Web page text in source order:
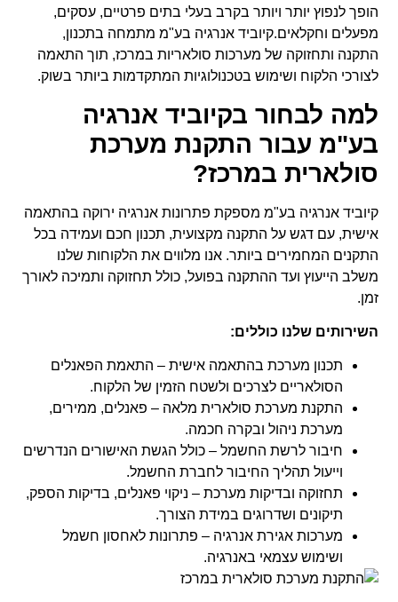
הופך לנפוץ יותר ויותר בקרב בעלי בתים פרטיים, עסקים,
מפעלים וחקלאים.קיוביד אנרגיה בע"מ מתמחה בתכנון,
התקנה ותחזוקה של מערכות סולאריות במרכז, תוך התאמה
לצורכי הלקוח ושימוש בטכנולוגיות המתקדמות ביותר בשוק.
למה לבחור בקיוביד אנרגיה
בע"מ עבור התקנת מערכת
סולארית במרכז?
קיוביד אנרגיה בע"מ מספקת פתרונות אנרגיה ירוקה בהתאמה
אישית, עם דגש על התקנה מקצועית, תכנון חכם ועמידה בכל
התקנים המחמירים ביותר. אנו מלווים את הלקוחות שלנו
משלב הייעוץ ועד ההתקנה בפועל, כולל תחזוקה ותמיכה לאורך
זמן.
השירותים שלנו כוללים:
תכנון מערכת בהתאמה אישית – התאמת הפאנלים
הסולאריים לצרכים ולשטח הזמין של הלקוח.
התקנת מערכת סולארית מלאה – פאנלים, ממירים,
מערכת ניהול ובקרה חכמה.
חיבור לרשת החשמל – כולל הגשת האישורים הנדרשים
וייעול תהליך החיבור לחברת החשמל.
תחזוקה ובדיקות מערכת – ניקוי פאנלים, בדיקות הספק,
תיקונים ושדרוגים במידת הצורך.
מערכות אגירת אנרגיה – פתרונות לאחסון חשמל
ושימוש עצמאי באנרגיה.